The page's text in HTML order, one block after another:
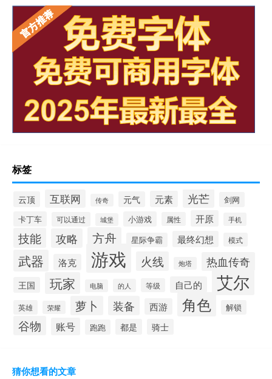
标签
云顶 互联网 传奇 元气 元素 光芒
剑网
卡丁车
可以通过 城堡 小游戏 属性 开原 手机
技能 攻略 方舟 星际争霸 最终幻想 模式
武器 洛克 游戏 火线 炮塔 热血传奇
王国 玩家 电脑 的人 等级 自己的 艾尔
英雄 荣耀 萝卜 装备 西游 角色 解锁
谷物 账号 跑跑 都是 骑士
猜你想看的文章